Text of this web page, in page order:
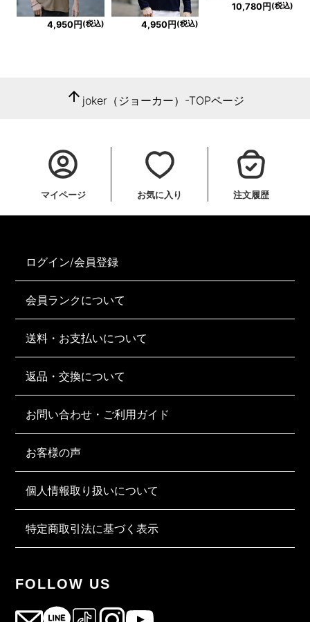
4,950円(税込) 4,950円(税込)
10,780円 (税込)
arrow_upward joker（ジョーカー）-TOPページ
マイページ お気に入り 注文履歴
ログイン/会員登録
会員ランクについて
送料・お支払いについて
返品・交換について
お問い合わせ・ご利用ガイド
お客様の声
個人情報取り扱いについて
特定商取引法に基づく表示
FOLLOW US